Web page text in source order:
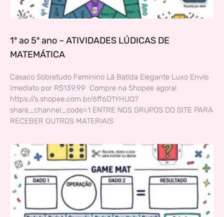
1º ao 5º ano – ATIVIDADES LÚDICAS DE
MATEMÁTICA
Casaco Sobretudo Feminino Lã Batida Elegante Luxo Envio
Imediato por R$139,99 Compre na Shopee agora!
https://s.shopee.com.br/6ff6D1YHUQ?
share_channel_code=1 ENTRE NOS GRUPOS DO SITE PARA
RECEBER OUTROS MATERIAIS